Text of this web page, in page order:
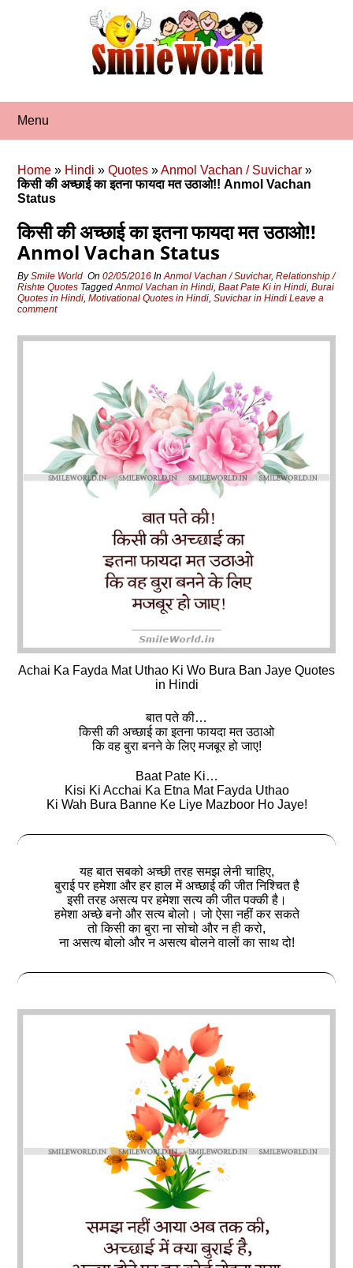
Menu
Home » Hindi »Quotes »Anmol Vachan / Suvichar »
किसी की अच्छाई का इतना फायदा मत उठाओ!! Anmol Vachan
Status
किसी की अच्छाई का इतना फायदा मत उठाओ!!
Anmol Vachan Status
BySmile World On02/05/2016 InAnmol Vachan / Suvichar,Relationship /
Rishte Quotes TaggedAnmol Vachan in Hindi,Baat Pate Ki in Hindi,Burai
Quotes in Hindi,Motivational Quotes in Hindi,Suvichar in Hindi Leave a
comment
Achai Ka Fayda Mat Uthao Ki Wo Bura Ban Jaye Quotes
in Hindi
बात पते की…
किसी की अच्छाई का इतना फायदा मत उठाओ
कि वह बुरा बनने के लिए मजबूर हो जाए!
Baat Pate Ki…
Kisi Ki Acchai Ka Etna Mat Fayda Uthao
Ki Wah Bura Banne Ke Liye Mazboor Ho Jaye!
यह बात सबको अच्छी तरह समझ लेनी चाहिए,
बुराई पर हमेशा और हर हाल में अच्‍छाई की जीत निश्चित है
इसी तरह असत्‍य पर हमेशा सत्‍य की जीत पक्की है।
हमेशा अच्छे बनो और सत्य बोलो। जो ऐसा नहीं कर सकते
तो किसी का बुरा ना सोचो और न ही करो,
ना असत्‍य बोलो और न असत्‍य बोलने वालों का साथ दो!